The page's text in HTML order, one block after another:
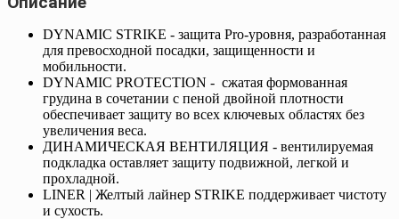
DYNAMIC STRIKE - защита Pro-уровня, разработанная
для превосходной посадки, защищенности и
мобильности.
DYNAMIC PROTECTION - сжатая формованная
грудина в сочетании с пеной двойной плотности
обеспечивает защиту во всех ключевых областях без
увеличения веса.
ДИНАМИЧЕСКАЯ ВЕНТИЛЯЦИЯ - вентилируемая
подкладка оставляет защиту подвижной, легкой и
прохладной.
LINER | Желтый лайнер STRIKE поддерживает чистоту
и сухость.